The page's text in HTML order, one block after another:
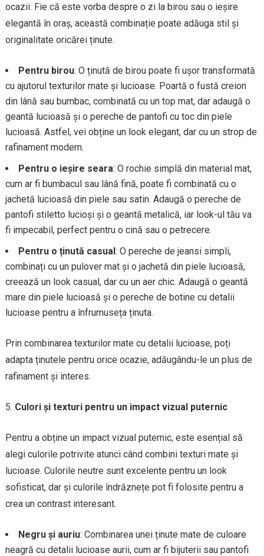
ocazii. Fie că este vorba despre o zi la birou sau o ieșire
elegantă în oraș, această combinație poate adăuga stil și
originalitate oricărei ținute.
Pentru birou: O ținută de birou poate fi ușor transformată
cu ajutorul texturilor mate și lucioase. Poartă o fustă creion
din lână sau bumbac, combinată cu un top mat, dar adaugă o
geantă lucioasă și o pereche de pantofi cu toc din piele
lucioasă. Astfel, vei obține un look elegant, dar cu un strop de
rafinament modern.
Pentru o ieșire seara: O rochie simplă din material mat,
cum ar fi bumbacul sau lână fină, poate fi combinată cu o
jachetă lucioasă din piele sau satin. Adaugă o pereche de
pantofi stiletto lucioși și o geantă metalică, iar look-ul tău va
fi impecabil, perfect pentru o cină sau o petrecere.
Pentru o ținută casual: O pereche de jeansi simpli,
combinați cu un pulover mat și o jachetă din piele lucioasă,
creează un look casual, dar cu un aer chic. Adaugă o geantă
mare din piele lucioasă și o pereche de botine cu detalii
lucioase pentru a înfrumuseța ținuta.
Prin combinarea texturilor mate cu detalii lucioase, poți
adapta ținutele pentru orice ocazie, adăugându-le un plus de
rafinament și interes.
Culori și texturi pentru un impact vizual puternic
Pentru a obține un impact vizual puternic, este esențial să
alegi culorile potrivite atunci când combini texturi mate și
lucioase. Culorile neutre sunt excelente pentru un look
sofisticat, dar și culorile îndrăznețe pot fi folosite pentru a
crea un contrast interesant.
Negru și auriu: Combinarea unei ținute mate de culoare
neagră cu detalii lucioase aurii, cum ar fi bijuterii sau pantofi